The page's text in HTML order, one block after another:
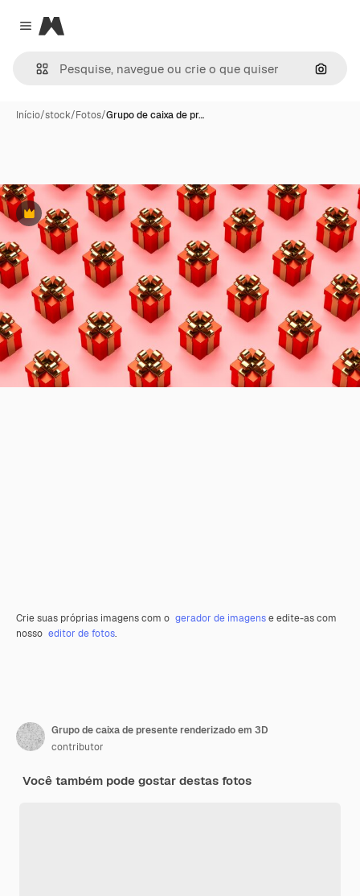
Close menu
Magnific
Início/stock/Fotos/Grupo de caixa de pr…
Premium
Crie suas próprias imagens com o gerador de imagense edite-as com
nosso editor de fotos.
Grupo de caixa de presente renderizado em 3D
contributor
Você também pode gostar destas fotos